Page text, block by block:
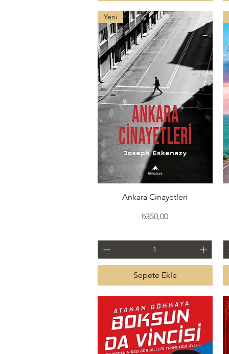
Hızlı Bakış
Yeni
Ankara Cinayetleri
Fiyat
₺350,00
Sepete Ekle